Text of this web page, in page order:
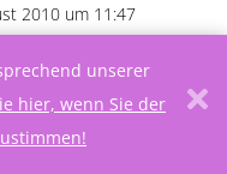
2010 um 11:47
werfen Sie
unserer
hier, wenn Sie der